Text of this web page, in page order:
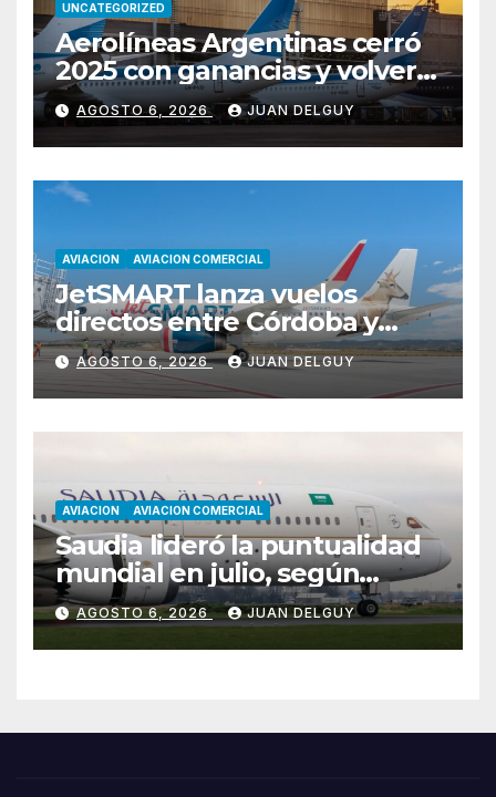
UNCATEGORIZED
Aerolíneas Argentinas cerró
2025 con ganancias y volverá
a pagar impuesto a las
ganancias
AGOSTO 6, 2026 JUAN DELGUY
AVIACION AVIACION COMERCIAL
JetSMART lanza vuelos
directos entre Córdoba y
Florianópolis
AGOSTO 6, 2026 JUAN DELGUY
AVIACION AVIACION COMERCIAL
Saudia lideró la puntualidad
mundial en julio, según
Cirium
AGOSTO 6, 2026 JUAN DELGUY